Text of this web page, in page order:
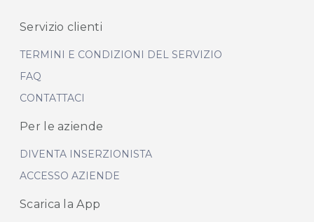
Servizio clienti
TERMINI E CONDIZIONI DEL SERVIZIO
FAQ
CONTATTACI
Per le aziende
DIVENTA INSERZIONISTA
ACCESSO AZIENDE
Scarica la App